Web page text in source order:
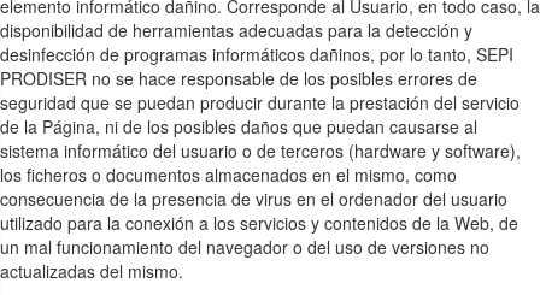
elemento informático dañino. Corresponde al Usuario, en todo caso, la
disponibilidad de herramientas adecuadas para la detección y
desinfección de programas informáticos dañinos, por lo tanto, SEPI
PRODISER no se hace responsable de los posibles errores de
seguridad que se puedan producir durante la prestación del servicio
de la Página, ni de los posibles daños que puedan causarse al
sistema informático del usuario o de terceros (hardware y software),
los ficheros o documentos almacenados en el mismo, como
consecuencia de la presencia de virus en el ordenador del usuario
utilizado para la conexión a los servicios y contenidos de la Web, de
un mal funcionamiento del navegador o del uso de versiones no
actualizadas del mismo.